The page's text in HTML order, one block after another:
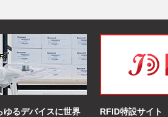
るデバイスに世界
RFID特設サイト